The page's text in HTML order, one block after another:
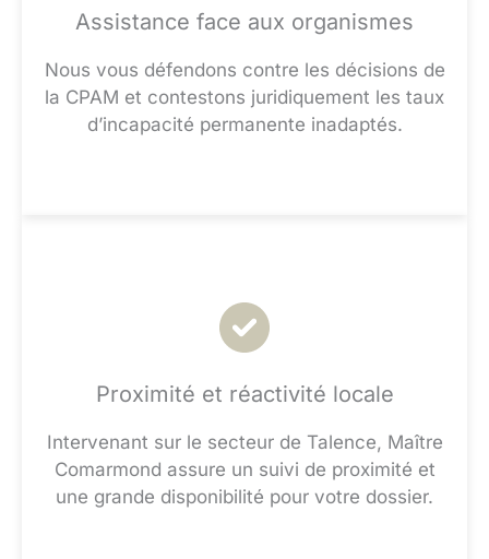
Assistance face aux organismes
Nous vous défendons contre les décisions de
la CPAM et contestons juridiquement les taux
d’incapacité permanente inadaptés.
Proximité et réactivité locale
Intervenant sur le secteur de Talence, Maître
Comarmond assure un suivi de proximité et
une grande disponibilité pour votre dossier.